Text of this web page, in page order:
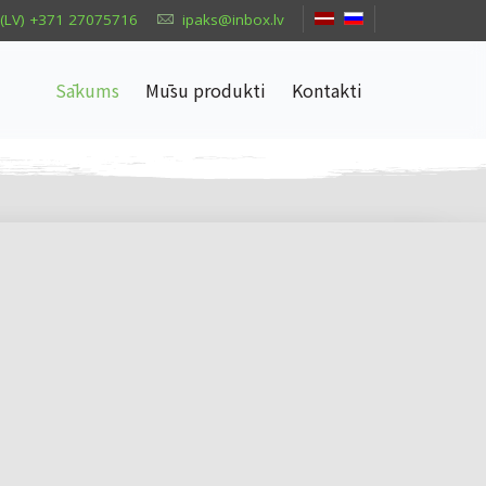
(LV) +371 27075716 ipaks@inbox.lv
Sākums Mūsu produkti Kontakti